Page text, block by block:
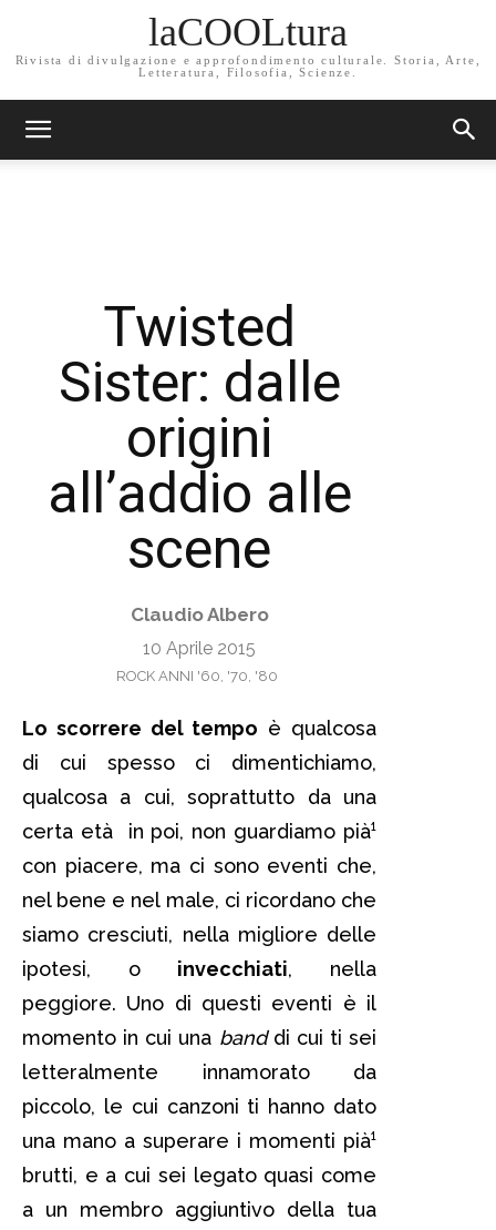
laCOOLtura
Rivista di divulgazione e approfondimento culturale. Storia, Arte,
Letteratura, Filosofia, Scienze.
Twisted
Sister: dalle
origini
all’addio alle
scene
Claudio Albero
10 Aprile 2015
ROCK ANNI '60, '70, '80
Lo scorrere del tempo è qualcosa
di cui spesso ci dimentichiamo,
qualcosa a cui, soprattutto da una
certa età in poi, non guardiamo pià¹
con piacere, ma ci sono eventi che,
nel bene e nel male, ci ricordano che
siamo cresciuti, nella migliore delle
ipotesi, o invecchiati, nella
peggiore. Uno di questi eventi è il
momento in cui una banddi cui ti sei
letteralmente innamorato da
piccolo, le cui canzoni ti hanno dato
una mano a superare i momenti pià¹
brutti, e a cui sei legato quasi come
a un membro aggiuntivo della tua